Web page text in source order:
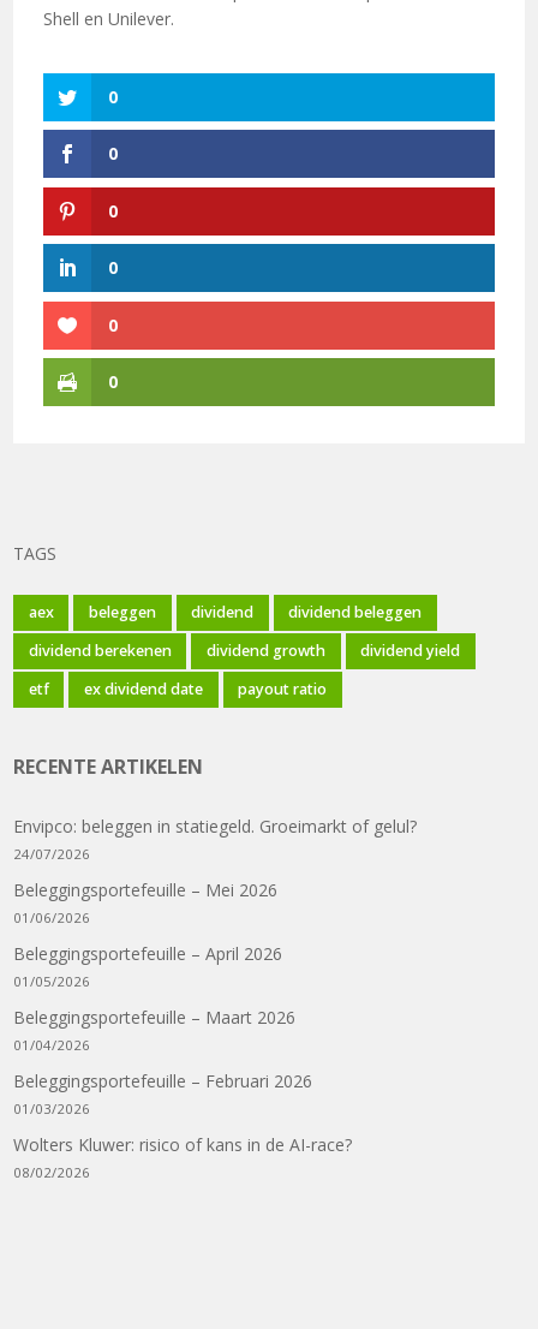
Shell en Unilever.
0
0
0
0
0
0
TAGS
aex beleggen dividend
dividend beleggen
dividend berekenen
dividend growth
dividend yield
etf
ex dividend date payout ratio
RECENTE ARTIKELEN
Envipco: beleggen in statiegeld. Groeimarkt of gelul?
24/07/2026
Beleggingsportefeuille – Mei 2026
01/06/2026
Beleggingsportefeuille – April 2026
01/05/2026
Beleggingsportefeuille – Maart 2026
01/04/2026
Beleggingsportefeuille – Februari 2026
01/03/2026
Wolters Kluwer: risico of kans in de AI-race?
08/02/2026